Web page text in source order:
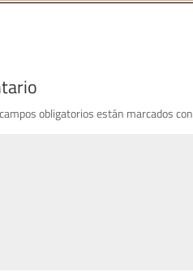
obligatorios están marcados con